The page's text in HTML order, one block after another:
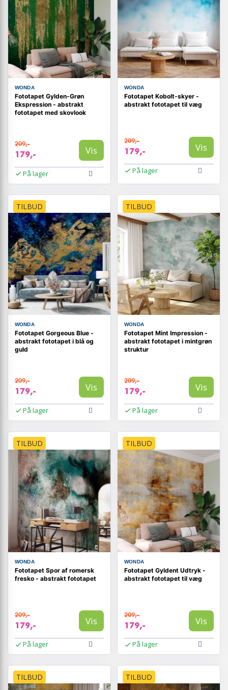
WONDA
Fototapet Gylden-Grøn
Ekspression - abstrakt
fototapet med skovlook
209,-
179,- Vis
På lager
WONDA
Fototapet Kobolt-skyer -
abstrakt fototapet til væg
209,-
179,- Vis
På lager
TILBUD
WONDA
Fototapet Gorgeous Blue -
abstrakt fototapet i blå og
guld
209,-
179,- Vis
På lager
TILBUD
WONDA
Fototapet Mint Impression -
abstrakt fototapet i mintgrøn
struktur
209,-
179,- Vis
På lager
TILBUD
WONDA
Fototapet Spor af romersk
fresko - abstrakt fototapet
209,-
179,- Vis
På lager
TILBUD
WONDA
Fototapet Gyldent Udtryk -
abstrakt fototapet til væg
209,-
179,- Vis
På lager
TILBUD TILBUD